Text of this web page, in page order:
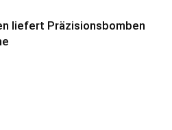
liefert Präzisionsbomben